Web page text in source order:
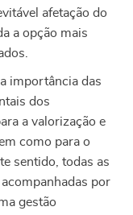
afetação do
a opção mais
importância das
dos
a valorização e
como para o
sentido, todas as
por
gestão